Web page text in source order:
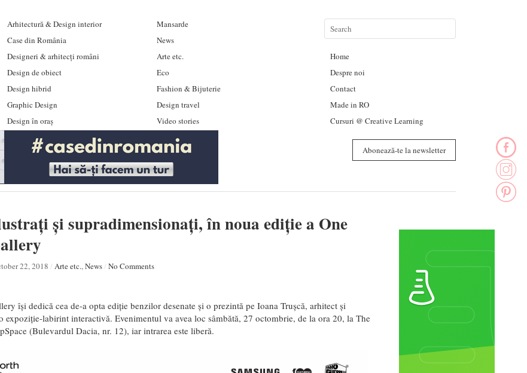
Arhitectură & Design interior
Case din România
Designeri & arhitecți români
Design de obiect
Design hibrid
Graphic Design
Design în oraș
Mansarde
News
Arte etc.
Eco
Fashion & Bijuterie
Design travel
Video stories
Home
Despre noi
Contact
Made in RO
Cursuri @ Creative Learning
Abonează-te la newsletter
și supradimensionați, în noua ediție a One
22, 2018 / Arte etc.,News/ No Comments
își dedică cea de-a opta ediție benzilor desenate și o prezintă pe Ioana Trușcă, arhitect și
expoziție-labirint interactivă. Evenimentul va avea loc sâmbătă, 27 octombrie, de la ora 20, la The
(Bulevardul Dacia, nr. 12), iar intrarea este liberă.